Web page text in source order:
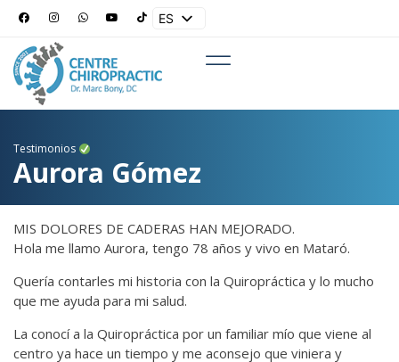
ES
Testimonios
Aurora Gómez
MIS DOLORES DE CADERAS HAN MEJORADO.
Hola me llamo Aurora, tengo 78 años y vivo en Mataró.
Quería contarles mi historia con la Quiropráctica y lo mucho
que me ayuda para mi salud.
La conocí a la Quiropráctica por un familiar mío que viene al
centro ya hace un tiempo y me aconsejo que viniera y